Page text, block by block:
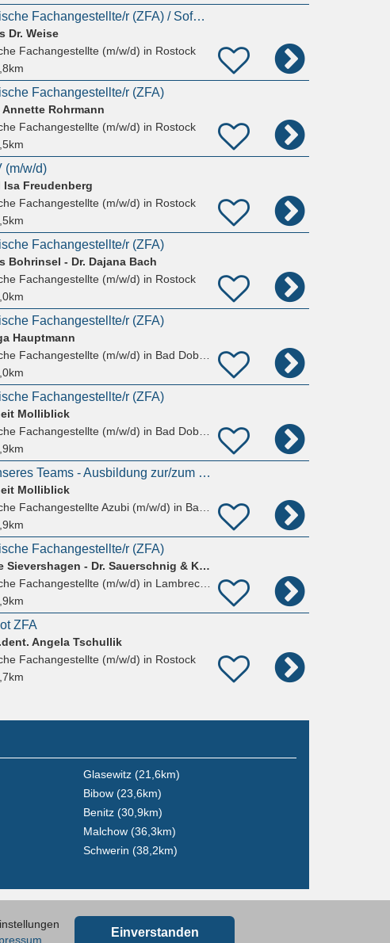
Zahnmedizinische Fachangestellte/r (ZFA) / Sofort (w,m,d)
Dr. Weise
Fachangestellte (m/w/d) in Rostock
Fachangestellte/r (ZFA)
Rohrmann
Fachangestellte (m/w/d) in Rostock
(m/w/d)
Isa Freudenberg
Fachangestellte (m/w/d) in Rostock
Fachangestellte/r (ZFA)
Bohrinsel - Dr. Dajana Bach
Fachangestellte (m/w/d) in Rostock
Fachangestellte/r (ZFA)
Hauptmann
Fachangestellte (m/w/d) in Bad Doberan
Fachangestellte/r (ZFA)
Molliblick
Fachangestellte (m/w/d) in Bad Doberan
Werde Teil unseres Teams - Ausbildung zur/zum Zahnmedizinischen Fachangestellten (m/w/d) ab 01.09.20
Molliblick
Fachangestellte Azubi (m/w/d) in Bad Doberan
Fachangestellte/r (ZFA)
MKG Chirurgie Sievershagen - Dr. Sauerschnig & Kollegen
Fachangestellte (m/w/d) in Lambrechtshagen, Sievershagen
ZFA
Angela Tschullik
Fachangestellte (m/w/d) in Rostock
Glasewitz (21,6km)
Bibow (23,6km)
Benitz (30,9km)
Malchow (36,3km)
Schwerin (38,2km)
Einverstanden